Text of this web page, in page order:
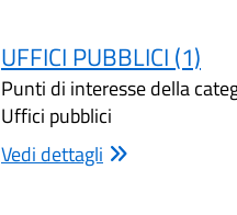
UFFICI PUBBLICI (1)
Punti di interesse della
Uffici pubblici
Vedi dettagli